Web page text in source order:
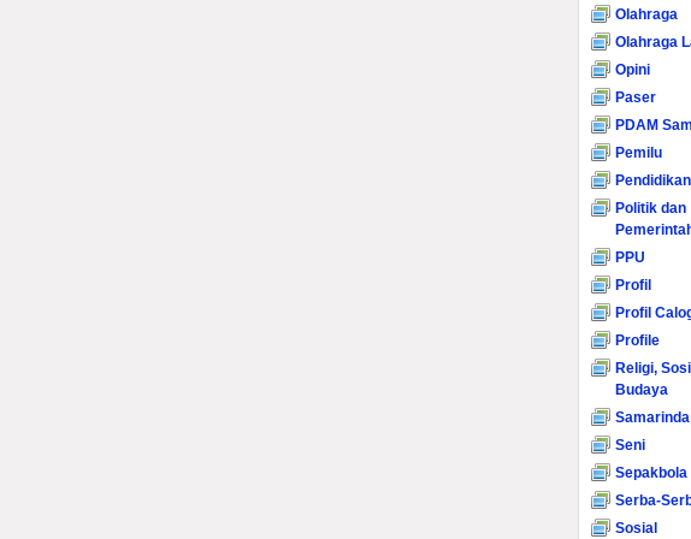
Olahraga
Olahraga
Opini
Paser
PDAM
Pemilu
Pendidikan
Politik dan
PPU
Profil
Profil
Profile
Religi,
Budaya
Samarinda
Seni
Sepakbola
Serba-
Sosial